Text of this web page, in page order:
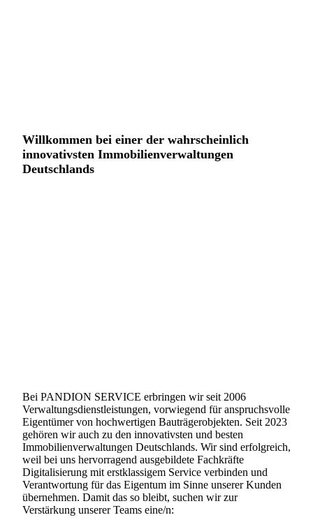
Willkommen bei einer der wahrscheinlich
innovativsten Immobilienverwaltungen
Deutschlands
Bei PANDION SERVICE erbringen wir seit 2006
Verwaltungs­dienstleistungen, vorwiegend für anspruchsvolle
Eigentümer von hochwertigen Bauträgerobjekten. Seit 2023
gehören wir auch zu den innovativsten und besten
Immobilienverwaltungen Deutschlands. Wir sind erfolgreich,
weil bei uns hervorragend ausgebildete Fachkräfte
Digitalisierung mit erstklassigem Service verbinden und
Verantwortung für das Eigentum im Sinne unserer Kunden
übernehmen. Damit das so bleibt, suchen wir zur
Verstärkung unserer Teams eine/n: